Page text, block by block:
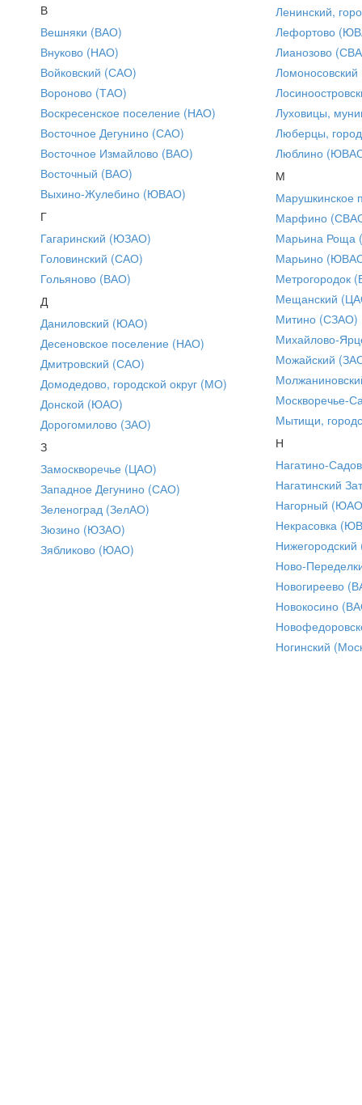
В
Вешняки (ВАО)
Внуково (НАО)
Войковский (САО)
Вороново (ТАО)
Воскресенское поселение (НАО)
Восточное Дегунино (САО)
Восточное Измайлово (ВАО)
Восточный (ВАО)
Выхино-Жулебино (ЮВАО)
Г
Гагаринский (ЮЗАО)
Головинский (САО)
Гольяново (ВАО)
Д
Даниловский (ЮАО)
Десеновское поселение (НАО)
Дмитровский (САО)
Домодедово, городской округ (МО)
Донской (ЮАО)
Дорогомилово (ЗАО)
З
Замоскворечье (ЦАО)
Западное Дегунино (САО)
Зеленоград (ЗелАО)
Зюзино (ЮЗАО)
Зябликово (ЮАО)
Ленинский,
Лефортово
Лианозово
Луховицы,
Люберцы,
Люблино
М
Марушкинское
Марфино
Марьина Роща
Марьино
Метрогородок
Мещанский
Митино (СЗАО)
Михайлово-
Можайский
Москворечье-
Мытищи,
Н
Нагатино-
Нагатинский
Нагорный
Некрасовка
Ново-
Новогиреево
Новокосино
Ногинский